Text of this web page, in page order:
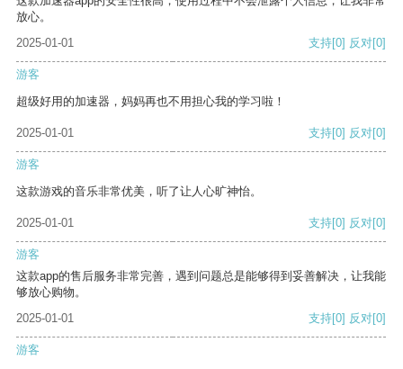
放心。
2025-01-01
支持[0] 反对[0]
游客
超级好用的加速器，妈妈再也不用担心我的学习啦！
2025-01-01 支持[0] 反对[0]
游客
这款游戏的音乐非常优美，听了让人心旷神怡。
2025-01-01 支持[0] 反对[0]
游客
这款app的售后服务非常完善，遇到问题总是能够得到妥善解决，让我能
够放心购物。
2025-01-01
支持[0] 反对[0]
游客